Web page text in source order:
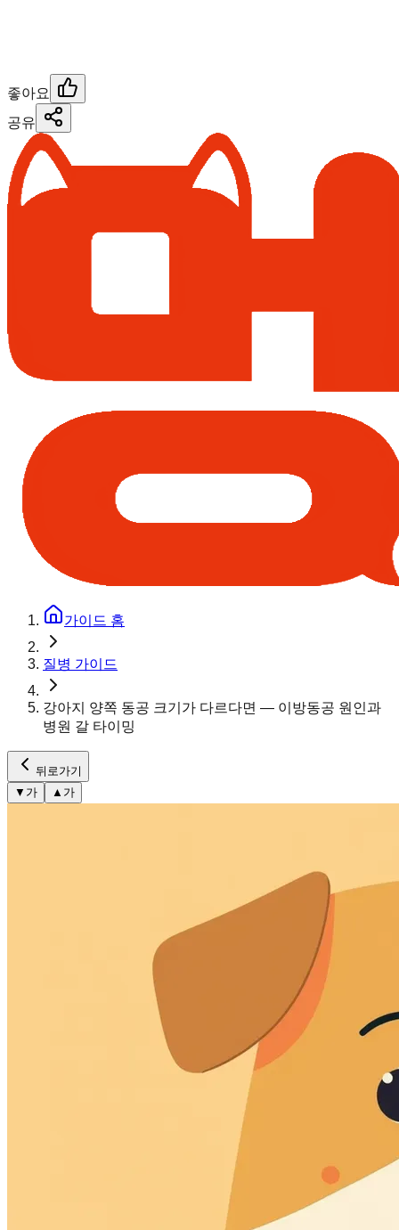
좋아요
공유
가이드 홈
질병 가이드
강아지 양쪽 동공 크기가 다르다면 — 이방동공 원인과
병원 갈 타이밍
뒤로가기
▼ 가 ▲ 가